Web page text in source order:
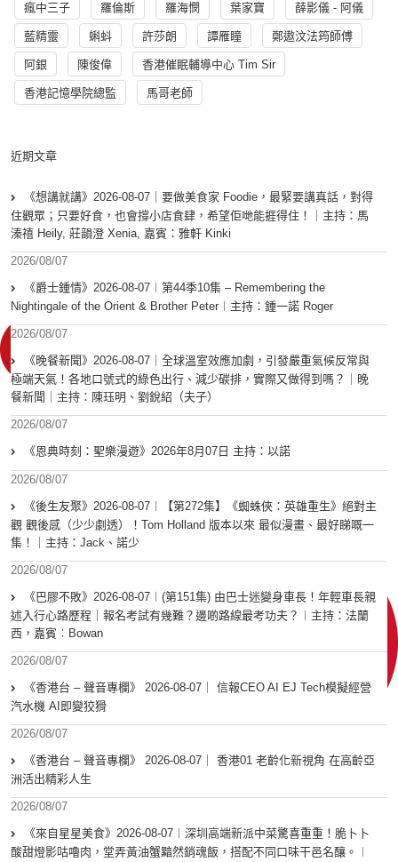
瘋中三子 羅倫斯 羅海憫 葉家寶 薛影儀 - 阿儀
藍精靈 蝌蚪 許莎朗 譚雁瞳 鄭遨汶法筠師傅
阿銀 陳俊偉 香港催眠輔導中心 Tim Sir
香港記憶學院總監 馬哥老師
近期文章
《想講就講》2026-08-07｜要做美食家 Foodie，最緊要講真話，對得
住觀眾；只要好食，也會撐小店食肆，希望佢哋能捱得住！｜主持：馬
溱禧 Heily, 莊韻澄 Xenia, 嘉賓：雅軒 Kinki
2026/08/07
《爵士鍾情》2026-08-07︱第44季10集 – Remembering the
Nightingale of the Orient & Brother Peter︱主持：鍾一諾 Roger
2026/08/07
《晚餐新聞》2026-08-07｜全球溫室效應加劇，引發嚴重氣候反常與
極端天氣！各地口號式的綠色出行、減少碳排，實際又做得到嗎？｜晚
餐新聞｜主持：陳珏明、劉銳紹（夫子）
2026/08/07
《恩典時刻：聖樂漫遊》2026年8月07日 主持：以諾
2026/08/07
《後生友聚》2026-08-07︱【第272集】《蜘蛛俠：英雄重生》絕對主
觀 觀後感（少少劇透）！Tom Holland 版本以來 最似漫畫、最好睇嘅一
集！｜主持：Jack、諾少
2026/08/07
《巴膠不敗》2026-08-07︱(第151集) 由巴士迷變身車長！年輕車長親
述入行心路歷程｜報名考試有幾難？邊啲路線最考功夫？︱主持：法蘭
西，嘉賓︰Bowan
2026/08/07
《香港台 – 聲音專欄》 2026-08-07｜ 信報CEO AI EJ Tech模擬經營
汽水機 AI即變狡猾
2026/08/07
《香港台 – 聲音專欄》 2026-08-07｜ 香港01 老齡化新視角 在高齡亞
洲活出精彩人生
2026/08/07
《來自星星美食》2026-08-07︱深圳高端新派中菜驚喜重重！脆卜卜
酸甜燈影咕嚕肉，堂弄黃油蟹黯然銷魂飯，搭配不同口味干邑名釀。︱